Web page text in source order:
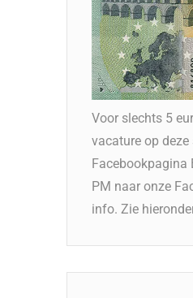
Voor slechts 5
vacature op deze
Facebookpagina
PM naar onze
info. Zie